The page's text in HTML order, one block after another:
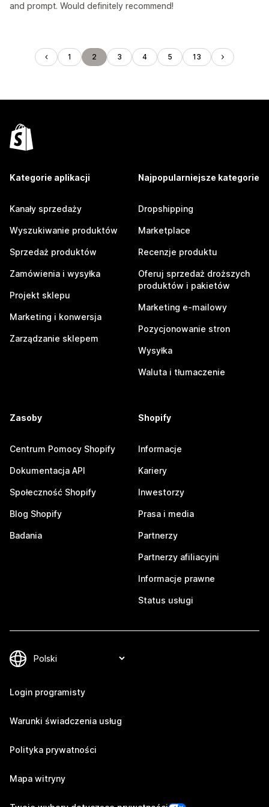
and prompt. Would definitely recommend!
1 2 3 4 5 13
Kategorie aplikacji
Kanały sprzedaży
Wyszukiwanie produktów
Sprzedaż produktów
Zamówienia i wysyłka
Projekt sklepu
Marketing i konwersja
Zarządzanie sklepem
Najpopularniejsze kategorie
Dropshipping
Marketplace
Recenzje produktu
Oferuj sprzedaż droższych
produktów i pakietów
Marketing e-mailowy
Pozycjonowanie stron
Wysyłka
Waluta i tłumaczenie
Zasoby
Centrum Pomocy Shopify
Dokumentacja API
Społeczność Shopify
Blog Shopify
Badania
Shopify
Informacje
Kariery
Inwestorzy
Prasa i media
Partnerzy
Partnerzy afiliacyjni
Informacje prawne
Status usługi
Login programisty
Warunki świadczenia usług
Polityka prywatności
Mapa witryny